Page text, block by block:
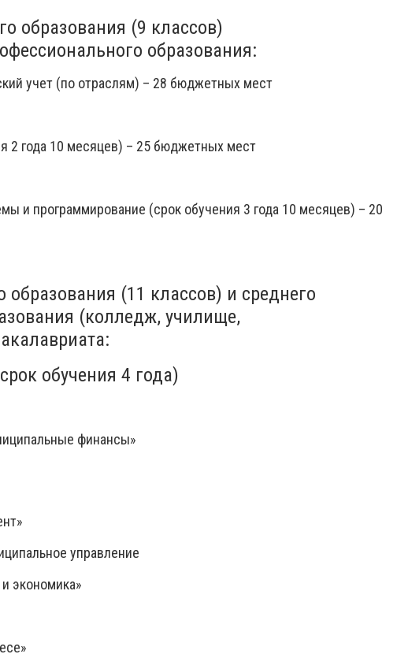
образования (9 классов)
образования:
учет (по отраслям) – 28 бюджетных мест
2 года 10 месяцев) – 25 бюджетных мест
и программирование (срок обучения 3 года 10 месяцев) – 20
образования (11 классов) и среднего
(колледж, училище,
обучения 4 года)
финансы»
управление
экономика»